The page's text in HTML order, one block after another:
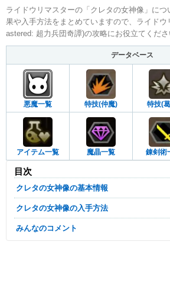
ライドウリマスターの「クレタの女神像」に
果や入手方法をまとめていますので、ライドウ
astered: 超力兵団奇譚)の攻略にお役立てくださ
データベース
悪魔一覧 特技(仲魔) 特技(
アイテム一覧 魔晶一覧 錬剣術
目次
クレタの女神像の基本情報
クレタの女神像の入手方法
みんなのコメント